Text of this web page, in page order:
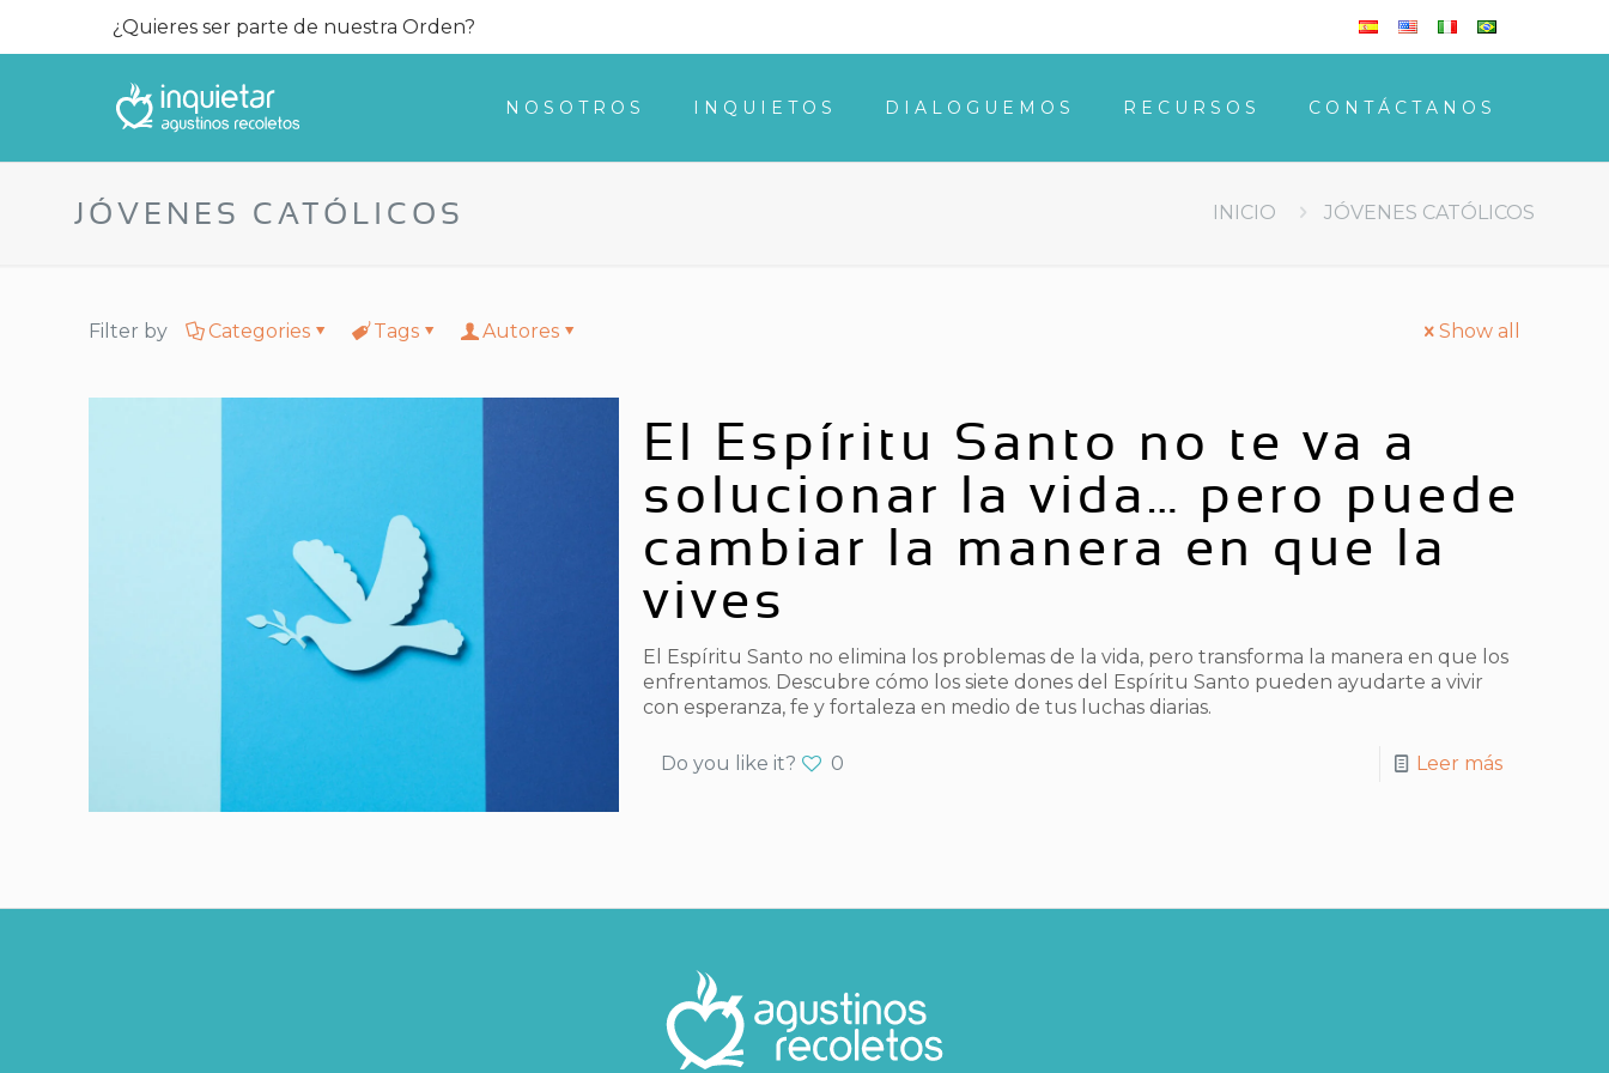
¿Quieres ser parte de nuestra Orden?
NOSOTROS INQUIETOS DIALOGUEMOS RECURSOS CONTÁCTANOS
JÓVENES CATÓLICOS INICIO JÓVENES CATÓLICOS
Filter by Categories Tags Autores Show all
El Espíritu Santo no te va a
solucionar la vida… pero puede
cambiar la manera en que la
vives
El Espíritu Santo no elimina los problemas de la vida, pero transforma la manera en que los
enfrentamos. Descubre cómo los siete dones del Espíritu Santo pueden ayudarte a vivir
con esperanza, fe y fortaleza en medio de tus luchas diarias.
Do you like it? 0 Leer más